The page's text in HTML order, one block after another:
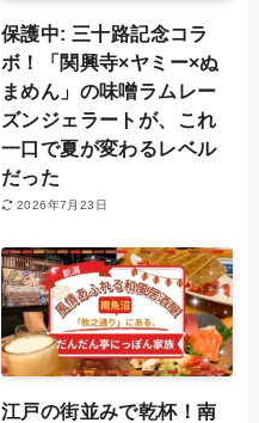
保護中: 三十路記念コラ
ボ！「関興寺×ヤミー×ぬ
まめん」の味噌ラムレー
ズンジェラートが、これ
一口で夏が変わるレベル
だった
2026年7月23日
江戸の街並みで乾杯！南